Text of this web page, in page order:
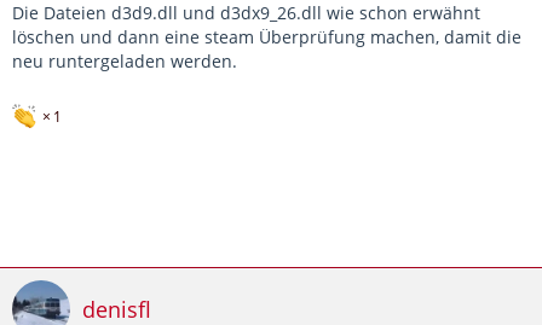
Die Dateien d3d9.dll und d3dx9_26.dll wie schon erwähnt
löschen und dann eine steam Überprüfung machen, damit die
neu runtergeladen werden.
1
denisfl